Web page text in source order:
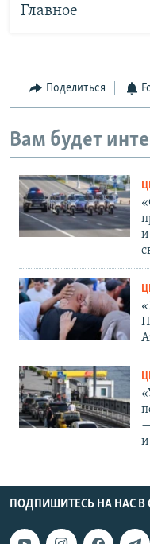
Главное
Поделиться
Вам будет
и
и
ПОДПИШИТЕСЬ НА НАС В